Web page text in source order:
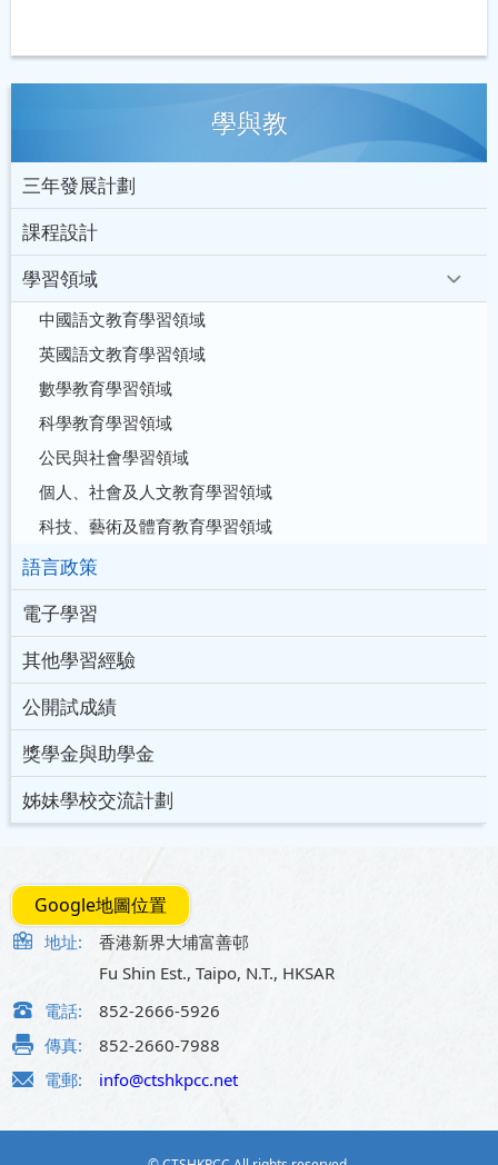
學與教
三年發展計劃
課程設計
學習領域
中國語文教育學習領域
英國語文教育學習領域
數學教育學習領域
科學教育學習領域
公民與社會學習領域
個人、社會及人文教育學習領域
科技、藝術及體育教育學習領域
語言政策
電子學習
其他學習經驗
公開試成績
獎學金與助學金
姊妹學校交流計劃
Google地圖位置
地址:
香港新界大埔富善邨
Fu Shin Est., Taipo, N.T., HKSAR
電話:
852-2666-5926
傳真:
852-2660-7988
電郵:
info@ctshkpcc.net